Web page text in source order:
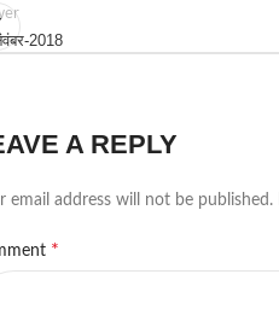
2018
A REPLY
email address will not be published.
*